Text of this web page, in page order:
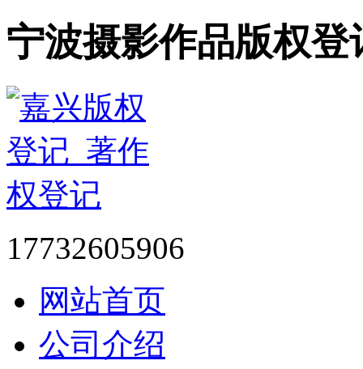
宁波摄影作品版权登
17732605906
网站首页
公司介绍